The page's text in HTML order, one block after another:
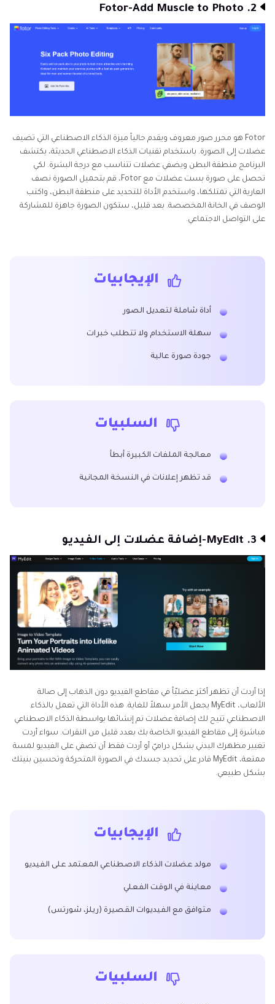
2. Fotor-Add Muscle to Photo
Fotor هو محرر صور معروف ويقدم حالياً ميزة الذكاء الاصطناعي التي تضيف
عضلات إلى الصورة. باستخدام تقنيات الذكاء الاصطناعي الحديثة، يكتشف
البرنامج منطقة البطن ويضفي عضلات تتناسب مع درجة البشرة. لكي
تحصل على صورة بست عضلات مع Fotor، قم بتحميل الصورة نصف
العارية التي تمتلكها، واستخدم الأداة للتحديد على منطقة البطن، واكتب
الوصف في الخانة المخصصة. بعد قليل، ستكون الصورة جاهزة للمشاركة
على التواصل الاجتماعي.
الإيجابيات
أداة شاملة لتعديل الصور
سهلة الاستخدام ولا تتطلب خبرات
جودة صورة عالية
السلبيات
معالجة الملفات الكبيرة أبطأ
قد تظهر إعلانات في النسخة المجانية
3. MyEdit-إضافة عضلات إلى الفيديو
إذا أردت أن تظهر أكثر عضليّاً في مقاطع الفيديو دون الذهاب إلى صالة
الألعاب، MyEdit يجعل الأمر سهلاً للغاية. هذه الأداة التي تعمل بالذكاء
الاصطناعي تتيح لك إضافة عضلات تم إنشائها بواسطة الذكاء الاصطناعي
مباشرة إلى مقاطع الفيديو الخاصة بك بعدد قليل من النقرات. سواء أردت
تغيير مظهرك البدني بشكل دراميّ أو أردت فقط أن تضفي على الفيديو لمسة
ممتعة، MyEdit قادر على تحديد جسدك في الصورة المتحركة وتحسين بنيتك
بشكل طبيعي.
الإيجابيات
مولد عضلات الذكاء الاصطناعي المعتمد على الفيديو
معاينة في الوقت الفعلي
متوافق مع الفيديوات القصيرة (ريلز، شورتس)
السلبيات